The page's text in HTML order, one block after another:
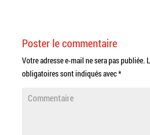
Poster le commentaire
Votre adresse e-mail ne sera pas publiée.
obligatoires sont indiqués avec*